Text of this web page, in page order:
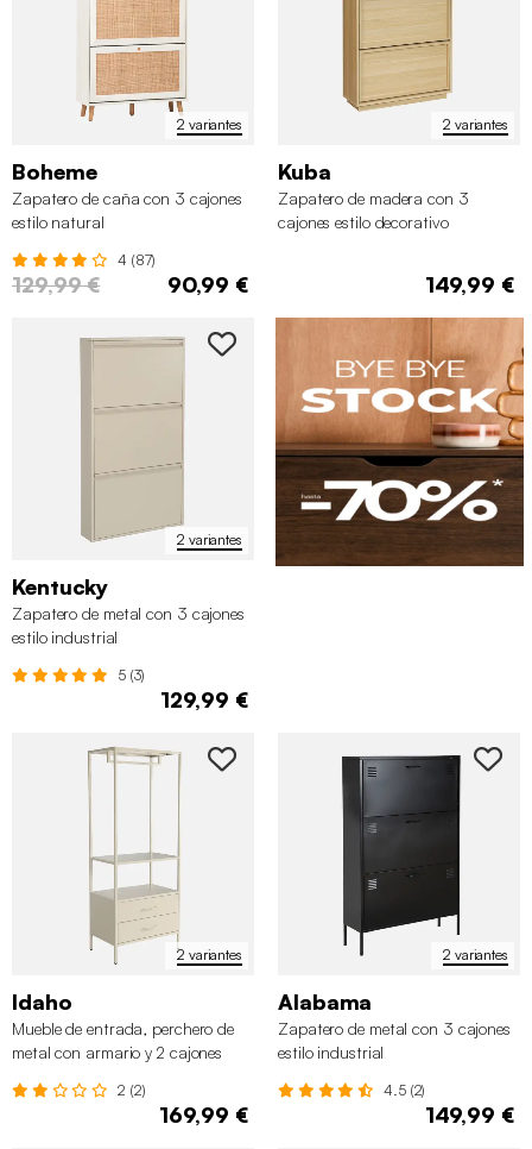
2 variantes
Boheme
Zapatero de caña con 3 cajones
estilo natural
4 (87)
129,99 € 90,99 €
2 variantes
Kuba
Zapatero de madera con 3
cajones estilo decorativo
149,99 €
2 variantes
Kentucky
Zapatero de metal con 3 cajones
estilo industrial
5 (3)
129,99 €
2 variantes
Idaho
Mueble de entrada, perchero de
metal con armario y 2 cajones
2 (2)
169,99 €
2 variantes
Alabama
Zapatero de metal con 3 cajones
estilo industrial
4.5 (2)
149,99 €